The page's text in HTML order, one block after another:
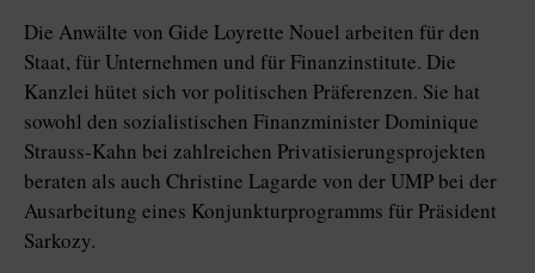
Die Anwälte von Gide Loyrette Nouel arbeiten für den
Staat, für Unternehmen und für Finanzinstitute. Die
Kanzlei hütet sich vor politischen Präferenzen. Sie hat
sowohl den sozialistischen Finanzminister Dominique
Strauss-Kahn bei zahlreichen Privatisierungsprojekten
beraten als auch Christine Lagarde von der UMP bei der
Ausarbeitung eines Konjunkturprogramms für Präsident
Sarkozy.